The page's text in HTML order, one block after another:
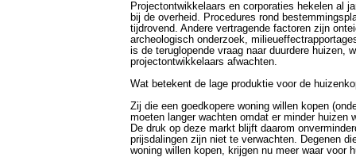
Projectontwikkelaars en corporaties hekelen al
bij de overheid. Procedures rond
tijdrovend. Andere vertragende factoren zijn
archeologisch onderzoek,
is de teruglopende vraag naar duurdere huizen,
projectontwikkelaars afwachten.
Wat betekent de lage produktie voor de
Zij die een goedkopere woning willen kopen
moeten langer wachten omdat er minder huizen
De druk op deze markt blijft daarom
prijsdalingen zijn niet te verwachten. Degenen
woning willen kopen, krijgen nu meer waar voor